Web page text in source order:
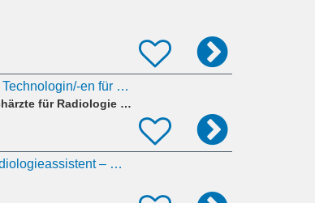
MTRA bzw. Medizinische(n) Technologin/-en für Radiologie (m/w/d)
Gemeinschaftspraxis der Fachärzte für Radiologie Nikolov u. Paul
Medizinisch-technischer Radiologieassistent – MTRA (m/w/d) in Bennewitz